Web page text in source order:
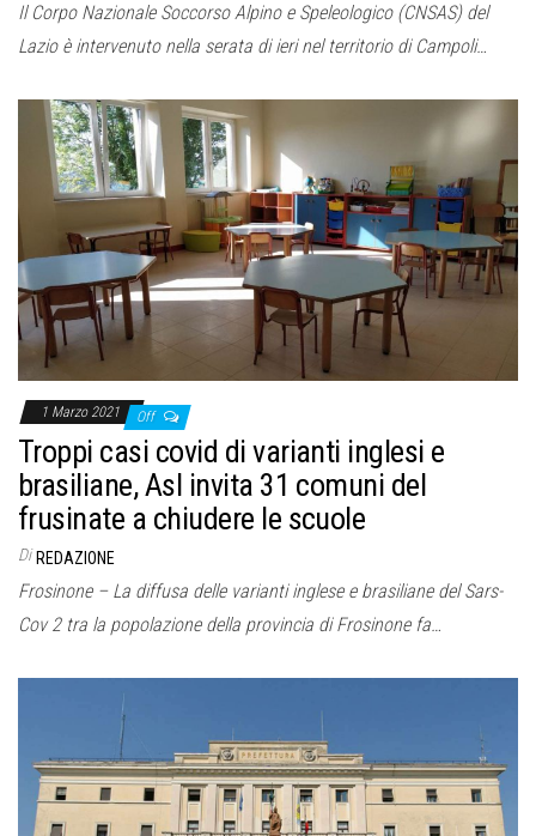
Il Corpo Nazionale Soccorso Alpino e Speleologico (CNSAS) del
Lazio è intervenuto nella serata di ieri nel territorio di Campoli…
1 Marzo 2021 Off
Troppi casi covid di varianti inglesi e
brasiliane, Asl invita 31 comuni del
frusinate a chiudere le scuole
Di REDAZIONE
Frosinone – La diffusa delle varianti inglese e brasiliane del Sars-
Cov 2 tra la popolazione della provincia di Frosinone fa…